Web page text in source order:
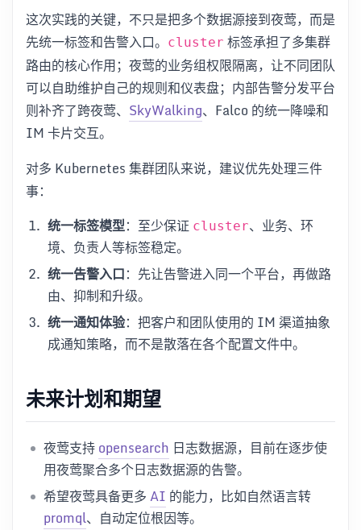
这次实践的关键，不只是把多个数据源接到夜莺，而是
先统一标签和告警入口。 cluster 标签承担了多集群
路由的核心作用；夜莺的业务组权限隔离，让不同团队
可以自助维护自己的规则和仪表盘；内部告警分发平台
则补齐了跨夜莺、 SkyWalking、Falco 的统一降噪和
IM 卡片交互。
对多 Kubernetes 集群团队来说，建议优先处理三件
事：
统一标签模型：至少保证 cluster、业务、环
境、负责人等标签稳定。
统一告警入口：先让告警进入同一个平台，再做路
由、抑制和升级。
统一通知体验：把客户和团队使用的 IM 渠道抽象
成通知策略，而不是散落在各个配置文件中。
未来计划和期望
夜莺支持opensearch 日志数据源，目前在逐步使
用夜莺聚合多个日志数据源的告警。
希望夜莺具备更多AI 的能力，比如自然语言转
promql、自动定位根因等。